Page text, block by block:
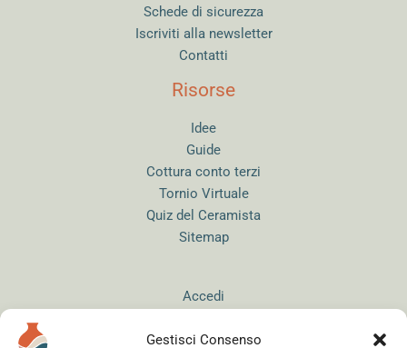
Gestisci Consenso
Schede di sicurezza
Iscriviti alla newsletter
Contatti
Risorse
Idee
Guide
Cottura conto terzi
Tornio Virtuale
Quiz del Ceramista
Sitemap
Accedi